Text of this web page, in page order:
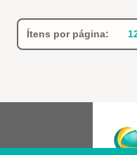
Ítens por página: